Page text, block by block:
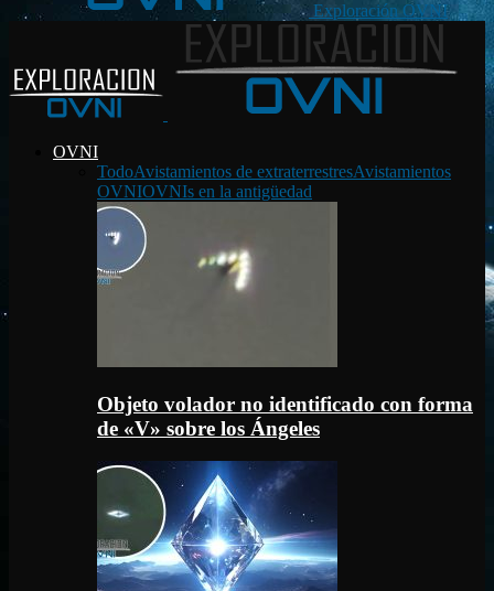
Exploración OVNI
OVNI
TodoAvistamientos de extraterrestresAvistamientos
OVNIOVNIs en la antigüedad
Objeto volador no identificado con forma
de «V» sobre los Ángeles